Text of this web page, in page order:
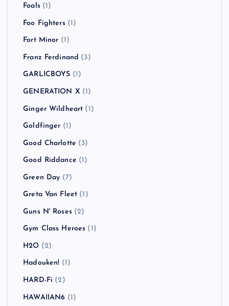
Foals(1)
Foo Fighters(1)
Fort Minor (1)
Franz Ferdinand (3)
GARLICBOYS (1)
GENERATION X (1)
Ginger Wildheart (1)
Goldfinger (1)
Good Charlotte (3)
Good Riddance (1)
Green Day (7)
Greta Van Fleet (1)
Guns N' Roses(2)
Gym Class Heroes (1)
H2O (2)
Hadouken! (1)
HARD-Fi (2)
HAWAIIAN6 (1)